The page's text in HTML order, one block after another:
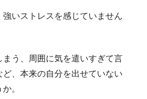
いストレスを感じていません
う、周囲に気を遣いすぎて言
、本来の自分を出せていない
。